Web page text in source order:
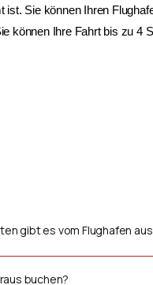
Sie können Ihren
können Ihre Fahrt bis zu 4
gibt es vom Flughafen
buchen?